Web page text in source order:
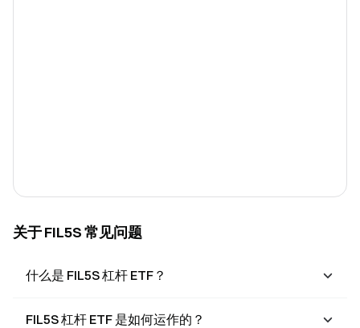
关于 FIL5S 常见问题
什么是 FIL5S 杠杆 ETF？
FIL5S 杠杆 ETF 是如何运作的？